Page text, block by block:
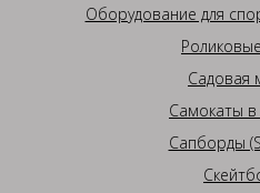
Оборудование для
Садовая
Самокаты в
Сапборды